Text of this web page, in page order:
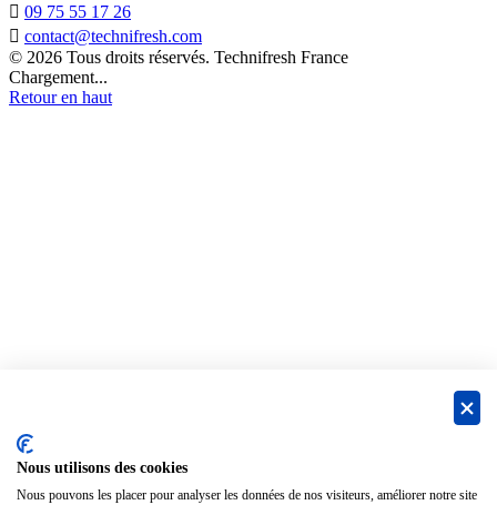
 09 75 55 17 26
 contact@technifresh.com
© 2026 Tous droits réservés. Technifresh France
Chargement...
Retour en haut
Nous utilisons des cookies
Nous pouvons les placer pour analyser les données de nos visiteurs, améliorer notre site